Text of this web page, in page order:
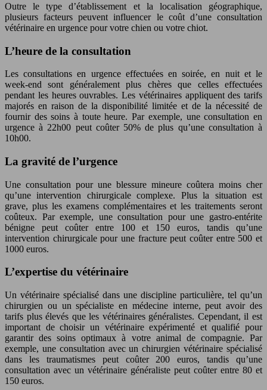
Outre le type d’établissement et la localisation géographique,
plusieurs facteurs peuvent influencer le coût d’une consultation
vétérinaire en urgence pour votre chien ou votre chiot.
L’heure de la consultation
Les consultations en urgence effectuées en soirée, en nuit et le
week-end sont généralement plus chères que celles effectuées
pendant les heures ouvrables. Les vétérinaires appliquent des tarifs
majorés en raison de la disponibilité limitée et de la nécessité de
fournir des soins à toute heure. Par exemple, une consultation en
urgence à 22h00 peut coûter 50% de plus qu’une consultation à
10h00.
La gravité de l’urgence
Une consultation pour une blessure mineure coûtera moins cher
qu’une intervention chirurgicale complexe. Plus la situation est
grave, plus les examens complémentaires et les traitements seront
coûteux. Par exemple, une consultation pour une gastro-entérite
bénigne peut coûter entre 100 et 150 euros, tandis qu’une
intervention chirurgicale pour une fracture peut coûter entre 500 et
1000 euros.
L’expertise du vétérinaire
Un vétérinaire spécialisé dans une discipline particulière, tel qu’un
chirurgien ou un spécialiste en médecine interne, peut avoir des
tarifs plus élevés que les vétérinaires généralistes. Cependant, il est
important de choisir un vétérinaire expérimenté et qualifié pour
garantir des soins optimaux à votre animal de compagnie. Par
exemple, une consultation avec un chirurgien vétérinaire spécialisé
dans les traumatismes peut coûter 200 euros, tandis qu’une
consultation avec un vétérinaire généraliste peut coûter entre 80 et
150 euros.